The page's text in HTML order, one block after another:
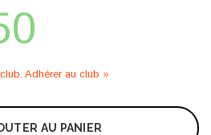
Adhérer au club »
AU PANIER